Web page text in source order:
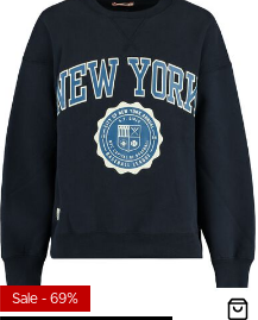
Sale - 69%